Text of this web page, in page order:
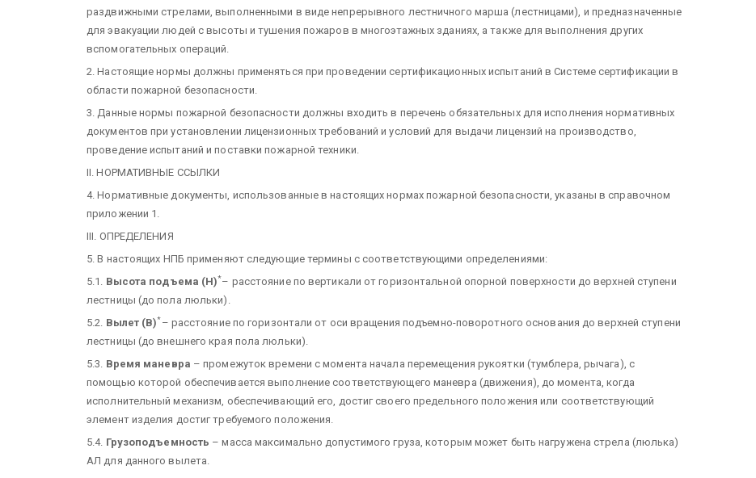
раздвижными стрелами, выполненными в виде непрерывного лестничного марша (лестницами), и предназначенные
для эвакуации людей с высоты и тушения пожаров в многоэтажных зданиях, а также для выполнения других
вспомогательных операций.
2. Настоящие нормы должны применяться при проведении сертификационных испытаний в Системе сертификации в
области пожарной безопасности.
3. Данные нормы пожарной безопасности должны входить в перечень обязательных для исполнения нормативных
документов при установлении лицензионных требований и условий для выдачи лицензий на производство,
проведение испытаний и поставки пожарной техники.
II. НОРМАТИВНЫЕ ССЫЛКИ
4. Нормативные документы, использованные в настоящих нормах пожарной безопасности, указаны в справочном
приложении 1.
III. ОПРЕДЕЛЕНИЯ
5. В настоящих НПБ применяют следующие термины с соответствующими определениями:
5.1. Высота подъема (Н)*– расстояние по вертикали от горизонтальной опорной поверхности до верхней ступени
лестницы (до пола люльки).
5.2. Вылет (В)*– расстояние по горизонтали от оси вращения подъемно-поворотного основания до верхней ступени
лестницы (до внешнего края пола люльки).
5.3. Время маневра – промежуток времени с момента начала перемещения рукоятки (тумблера, рычага), с
помощью которой обеспечивается выполнение соответствующего маневра (движения), до момента, когда
исполнительный механизм, обеспечивающий его, достиг своего предельного положения или соответствующий
элемент изделия достиг требуемого положения.
5.4. Грузоподъемность – масса максимально допустимого груза, которым может быть нагружена стрела (люлька)
АЛ для данного вылета.